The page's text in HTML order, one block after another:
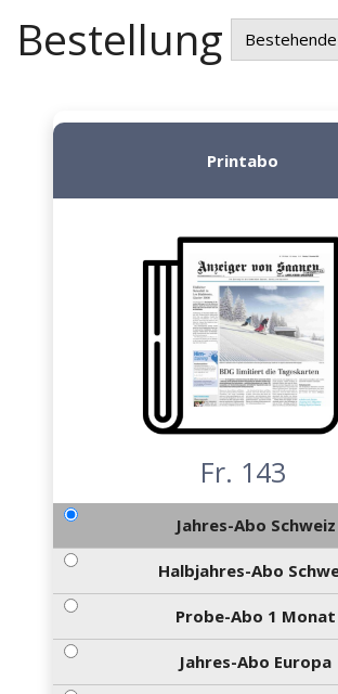
Bestellung
Printabo
Fr. 143
Jahres-Abo Schweiz
Halbjahres-Abo
Probe-Abo 1 Monat
Jahres-Abo Europa